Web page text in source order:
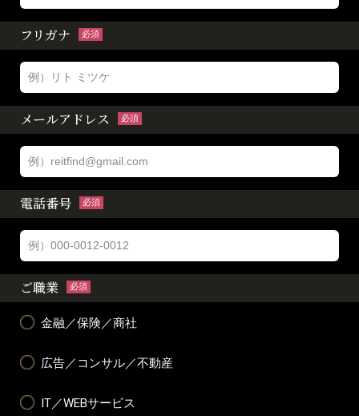
フリガナ 必須
メールアドレス 必須
電話番号 必須
ご職業 必須
金融／保険／商社
広告／コンサル／不動産
IT／WEBサービス